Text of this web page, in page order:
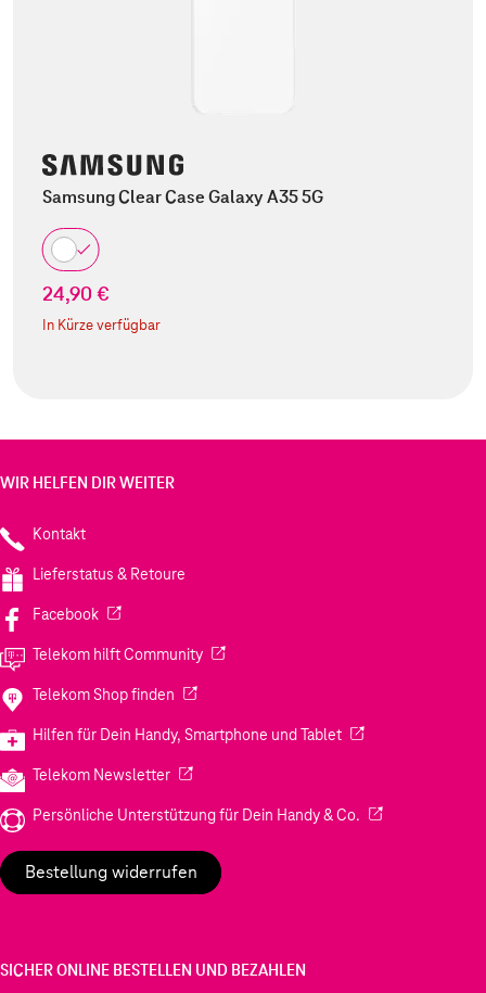
Samsung Clear Case Galaxy A35 5G
24,90 €
In Kürze verfügbar
WIR HELFEN DIR WEITER
Kontakt
Lieferstatus & Retoure
Facebook(Wird in einem neuen Tab geöffnet)
Telekom hilft Community(Wird in einem neuen Tab geöffnet)
Telekom Shop finden (Wird in einem neuen Tab geöffnet)
Hilfen für Dein Handy, Smartphone und Tablet(Wird in einem
Telekom Newsletter(Wird in einem neuen Tab geöffnet)
Persönliche Unterstützung für Dein Handy & Co. (Wird in einem
Bestellung widerrufen
SICHER ONLINE BESTELLEN UND BEZAHLEN